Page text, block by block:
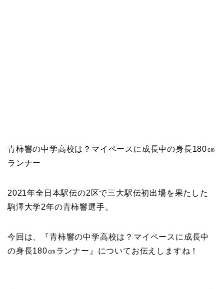
青柿響の中学高校は？マイペースに成長中の身長180㎝
ランナー
2021年全日本駅伝の2区で三大駅伝初出場を果たした
駒澤大学2年の青柿響選手。
今回は、『青柿響の中学高校は？マイペースに成長中
の身長180㎝ランナー』についてお伝えしますね！